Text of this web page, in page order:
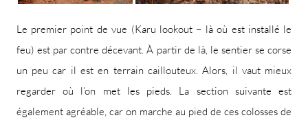
Le premier point de vue (Karu lookout – là où est installé le
feu) est par contre décevant. À partir de là, le sentier se corse
un peu car il est en terrain caillouteux. Alors, il vaut mieux
regarder où l’on met les pieds. La section suivante est
également agréable, car on marche au pied de ces colosses de